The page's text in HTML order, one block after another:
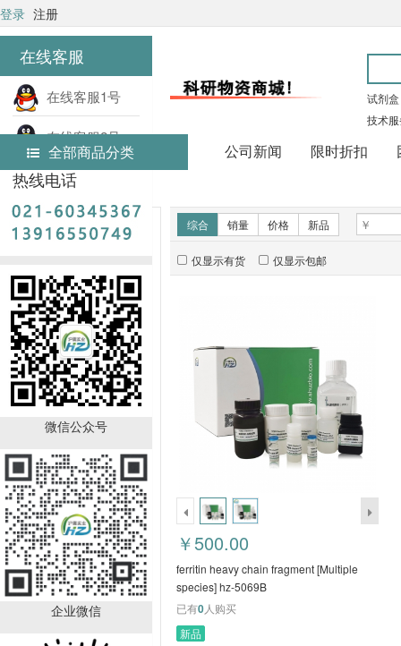
在线客服
在线客服1号
在线客服2号
热线电话
微信公众号
企业微信
登录 注册
试剂盒
技术
全部商品分类 公司新闻 限时折扣
首页
实验试剂
新品推荐
ferritin heavy chain
fragment [Multiple
已有 0人购买
综合 销量 价格 新品
仅显示有货 仅显示包邮
￥500.00
ferritin heavy chain fragment [Multiple
species] hz-5069B
已有0人购买
新品